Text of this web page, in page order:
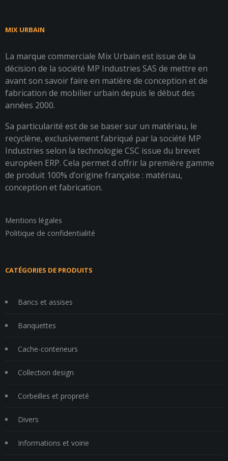
MIX URBAIN
La marque commerciale Mix Urbain est issue de la
décision de la société MP Industries SAS de mettre en
avant son savoir faire en matière de conception et de
fabrication de mobilier urbain depuis le début des
années 2000.
Sa particularité est de se baser sur un matériau, le
recyclène, exclusivement fabriqué par la société MP
Industries selon la technologie CSC issue du brevet
européen ERP. Cela permet d offrir la première gamme
de produit 100% d’origine française : matériau,
conception et fabrication.
Mentions légales
Politique de confidentialité
CATÉGORIES DE PRODUITS
Bancs et assises
Banquettes
Cache-conteneurs
Collection design
Corbeilles et propreté
Divers
Informations et voirie